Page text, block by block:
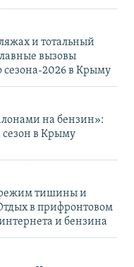
и тотальный
вызовы
сезона-2026 в Крыму
на бензин»:
в Крыму
тишины и
в прифронтовом
и бензина